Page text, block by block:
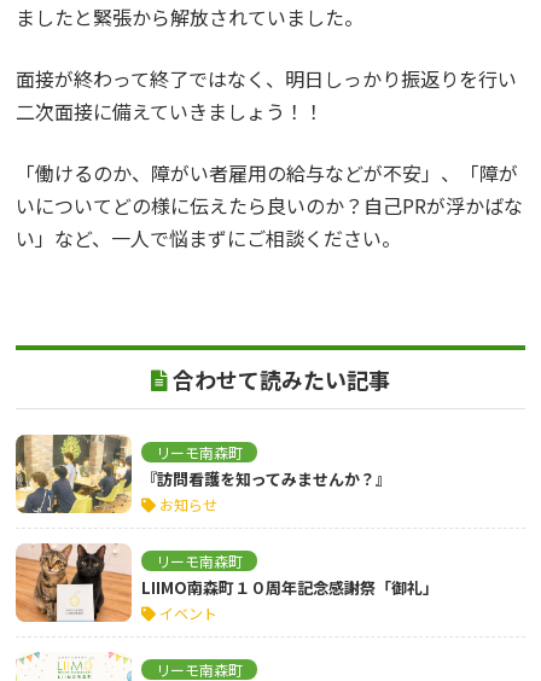
ましたと緊張から解放されていました。
面接が終わって終了ではなく、明日しっかり振返りを行い
二次面接に備えていきましょう！！
「働けるのか、障がい者雇用の給与などが不安」、「障が
いについてどの様に伝えたら良いのか？自己PRが浮かばな
い」など、一人で悩まずにご相談ください。
合わせて読みたい記事
リーモ南森町
『訪問看護を知ってみませんか？』
お知らせ
リーモ南森町
LIIMO南森町１０周年記念感謝祭「御礼」
イベント
リーモ南森町